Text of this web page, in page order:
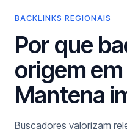
BACKLINKS REGIONAIS
Por que
origem
Mantena
Buscadores valorizam